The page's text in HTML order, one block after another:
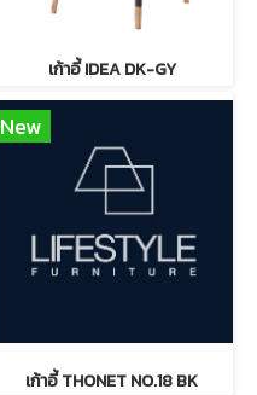
เก้าอี้ IDEA DK-GY
New
เก้าอี้ THONET NO.18 BK